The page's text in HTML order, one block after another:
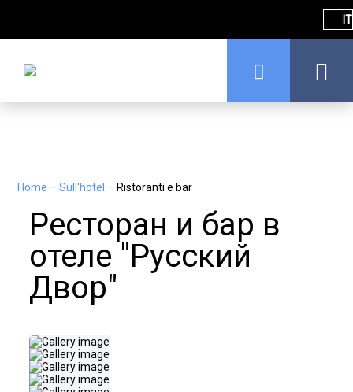
IT
Home –Sull'hotel – Ristoranti e bar
Ресторан и бар в
отеле "Русский
Двор"